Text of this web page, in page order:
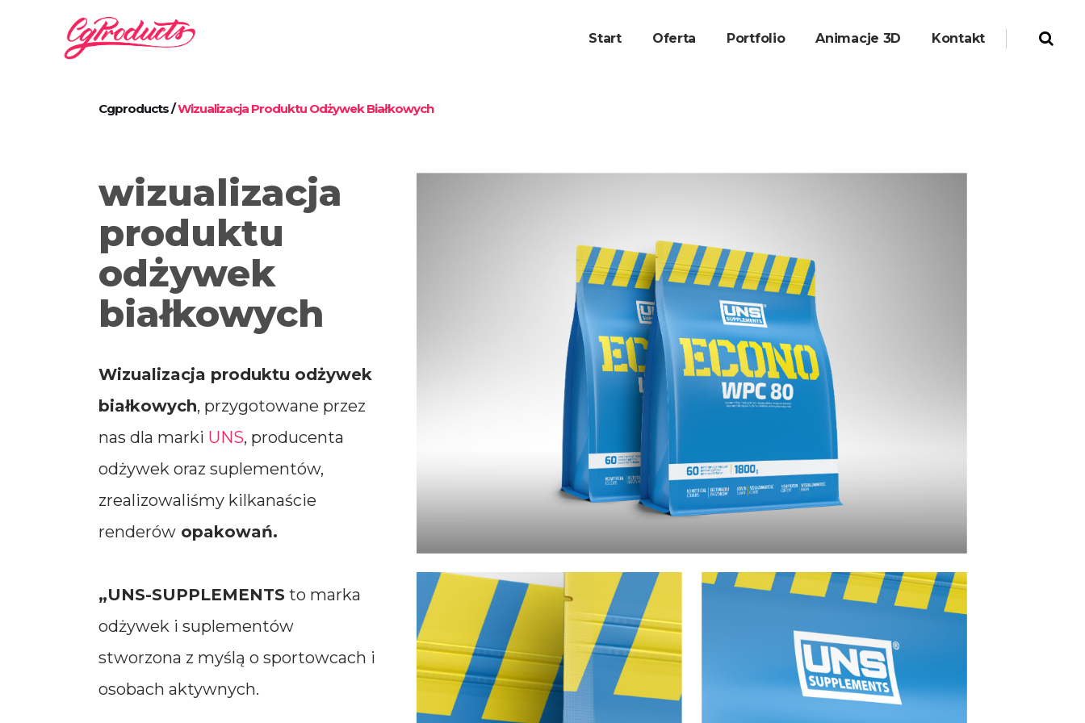
Start Oferta Portfolio Animacje 3D Kontakt
Cgproducts/Wizualizacja Produktu Odżywek Białkowych
wizualizacja
produktu
odżywek
białkowych
Wizualizacja produktu odżywek
białkowych, przygotowane przez
nas dla marki UNS, producenta
odżywek oraz suplementów,
zrealizowaliśmy kilkanaście
renderów opakowań.
„UNS-SUPPLEMENTS to marka
odżywek i suplementów
stworzona z myślą o sportowcach i
osobach aktywnych.